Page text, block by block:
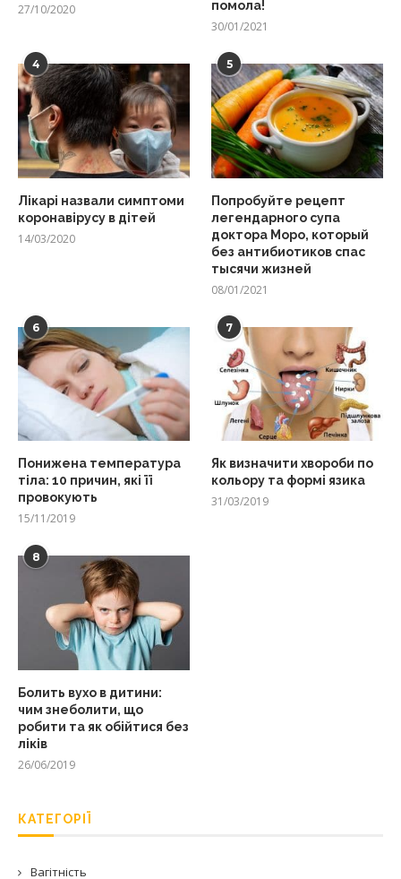
27/10/2020 помола!
30/01/2021
4
Лікарі назвали симптоми
коронавірусу в дітей
14/03/2020
5
Попробуйте рецепт
легендарного супа
доктора Моро, который
без антибиотиков спас
тысячи жизней
08/01/2021
6
Понижена температура
тіла: 10 причин, які її
провокують
15/11/2019
7
Як визначити хвороби по
кольору та формі язика
31/03/2019
8
Болить вухо в дитини:
чим знеболити, що
робити та як обійтися без
ліків
26/06/2019
КАТЕГОРІЇ
Вагітність